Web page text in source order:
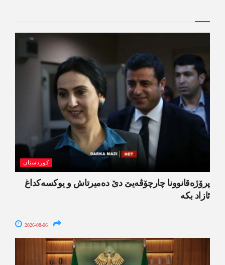
کوردستان
پرۆژەقانوونا چارچۆڤەیێ دێ دەمیرتاش و یوکسەکداغ
ئازاد بکە
2026-08-06